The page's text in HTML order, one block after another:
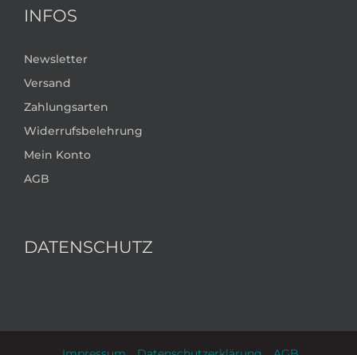
INFOS
Newsletter
Versand
Zahlungsarten
Widerrufsbelehrung
Mein Konto
AGB
DATENSCHUTZ